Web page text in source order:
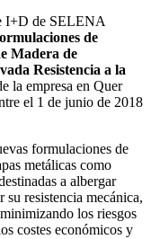
I+D de SELENA
de
Madera de
Resistencia a la
la empresa en Quer
el 1 de junio de 2018
formulaciones de
metálicas como
a albergar
resistencia mecánica,
los riesgos
costes económicos y